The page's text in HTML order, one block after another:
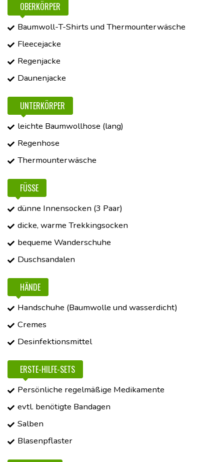
OBERKÖRPER
Baumwoll-T-Shirts und Thermounterwäsche
Fleecejacke
Regenjacke
Daunenjacke
UNTERKÖRPER
leichte Baumwollhose (lang)
Regenhose
Thermounterwäsche
FÜSSE
dünne Innensocken (3 Paar)
dicke, warme Trekkingsocken
bequeme Wanderschuhe
Duschsandalen
HÄNDE
Handschuhe (Baumwolle und wasserdicht)
Cremes
Desinfektionsmittel
ERSTE-HILFE-SETS
Persönliche regelmäßige Medikamente
evtl. benötigte Bandagen
Salben
Blasenpflaster